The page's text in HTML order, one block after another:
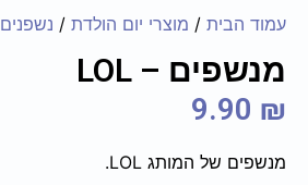
עמוד הבית / מוצרי יום הולדת / נשפנים
מנשפים – LOL
9.90 ₪
מנשפים של המותג LOL.